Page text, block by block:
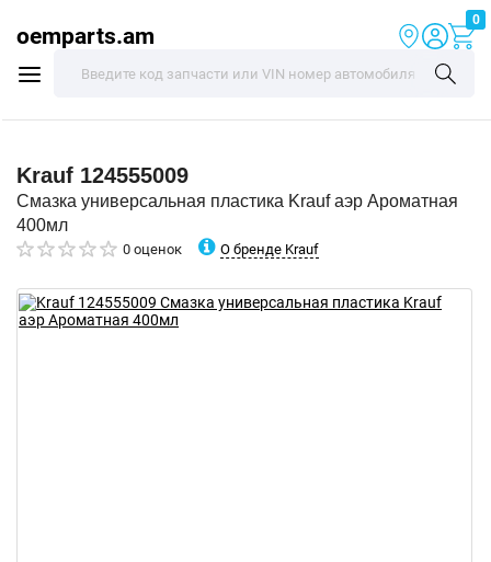
oemparts.am
0
Krauf 124555009
Смазка универсальная пластика Krauf аэр Ароматная
400мл
0 оценок О бренде Krauf